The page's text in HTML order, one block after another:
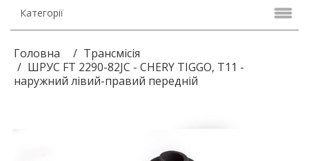
Категорії
Головна
Трансмісія
ШРУС FT 2290-82JC - CHERY TIGGO, T11 -
наружний лівий-правий передній